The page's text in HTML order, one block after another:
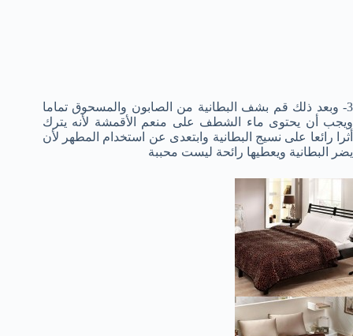
3- وبعد ذلك قم بشف البطانية من الصابون والمسحوق تماما
ويجب أن يحتوى ماء الشطف على منعم الأقمشة لأنه يترك
أثرا رائعا على نسيج البطانية وابتعدى عن استخدام المطهر لأن
يضر البطانية ويعطيها رائحة ليست محببة